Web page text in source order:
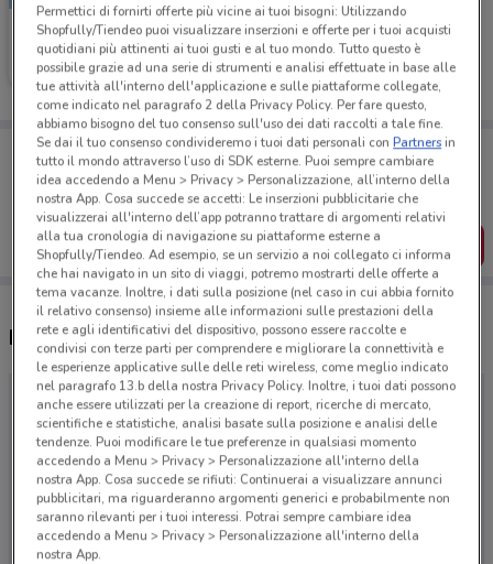
GeoTek Center
Scade il 19/05
Porta DoveConviene sempre con te!
Puoi trovare le migliori offerte dei negozi vicino a te,
salvarle e creare la tua lista del risparmio, comodamente
dal tuo cellulare.
SCARICA L’APP
Negozi GeoTek Center a Monza
Permettici di fornirti offerte più vicine ai tuoi bisogni: Utilizzando
Shopfully/Tiendeo puoi visualizzare inserzioni e offerte per i tuoi acquisti
quotidiani più attinenti ai tuoi gusti e al tuo mondo. Tutto questo è
possibile grazie ad una serie di strumenti e analisi effettuate in base alle
tue attività all'interno dell'applicazione e sulle piattaforme collegate,
come indicato nel paragrafo 2 della Privacy Policy. Per fare questo,
abbiamo bisogno del tuo consenso sull'uso dei dati raccolti a tale fine.
Se dai il tuo consenso condivideremo i tuoi dati personali conPartnersin
tutto il mondo attraverso l’uso di SDK esterne. Puoi sempre cambiare
idea accedendo a Menu > Privacy > Personalizzazione, all’interno della
nostra App. Cosa succede se accetti: Le inserzioni pubblicitarie che
visualizzerai all'interno dell’app potranno trattare di argomenti relativi
alla tua cronologia di navigazione su piattaforme esterne a
Shopfully/Tiendeo. Ad esempio, se un servizio a noi collegato ci informa
che hai navigato in un sito di viaggi, potremo mostrarti delle offerte a
tema vacanze. Inoltre, i dati sulla posizione (nel caso in cui abbia fornito
il relativo consenso) insieme alle informazioni sulle prestazioni della
rete e agli identificativi del dispositivo, possono essere raccolte e
condivisi con terze parti per comprendere e migliorare la connettività e
le esperienze applicative sulle delle reti wireless, come meglio indicato
nel paragrafo 13.b della nostra Privacy Policy. Inoltre, i tuoi dati possono
anche essere utilizzati per la creazione di report, ricerche di mercato,
scientifiche e statistiche, analisi basate sulla posizione e analisi delle
tendenze. Puoi modificare le tue preferenze in qualsiasi momento
accedendo a Menu > Privacy > Personalizzazione all'interno della
nostra App. Cosa succede se rifiuti: Continuerai a visualizzare annunci
pubblicitari, ma riguarderanno argomenti generici e probabilmente non
saranno rilevanti per i tuoi interessi. Potrai sempre cambiare idea
accedendo a Menu > Privacy > Personalizzazione all'interno della
nostra App.